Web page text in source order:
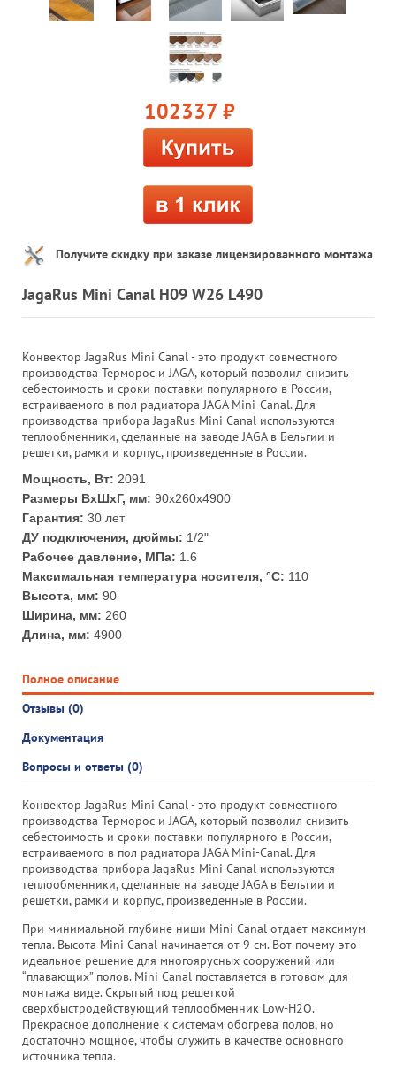
102337 руб.
Получите скидку при заказе лицензированного монтажа
JagaRus Mini Canal H09 W26 L490
Конвектор JagaRus Mini Canal - это продукт совместного
производства Терморос и JAGA, который позволил снизить
себестоимость и сроки поставки популярного в России,
встраиваемого в пол радиатора JAGA Mini-Canal. Для
производства прибора JagaRus Mini Canal используются
теплообменники, сделанные на заводе JAGA в Бельгии и
решетки, рамки и корпус, произведенные в России.
Мощность, Вт: 2091
Размеры ВхШхГ, мм: 90x260x4900
Гарантия: 30 лет
ДУ подключения, дюймы: 1/2"
Рабочее давление, МПа: 1.6
Максимальная температура носителя, °С: 110
Высота, мм: 90
Ширина, мм: 260
Длина, мм: 4900
Полное описание
Отзывы (0)
Документация
Вопросы и ответы (0)
Конвектор JagaRus Mini Canal - это продукт совместного
производства Терморос и JAGA, который позволил снизить
себестоимость и сроки поставки популярного в России,
встраиваемого в пол радиатора JAGA Mini-Canal. Для
производства прибора JagaRus Mini Canal используются
теплообменники, сделанные на заводе JAGA в Бельгии и
решетки, рамки и корпус, произведенные в России.
При минимальной глубине ниши Mini Canal отдает максимум
тепла. Высота Mini Canal начинается от 9 см. Вот почему это
идеальное решение для многоярусных сооружений или
“плавающих” полов. Mini Canal поставляется в готовом для
монтажа виде. Скрытый под решеткой
сверхбыстродействующий теплообменник Low-H2O.
Прекрасное дополнение к системам обогрева полов, но
достаточно мощное, чтобы служить в качестве основного
источника тепла.